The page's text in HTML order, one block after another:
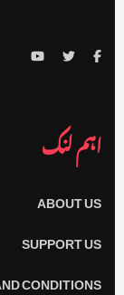
اہم لنک
ABOUT US
SUPPORT US
CONDITIONS